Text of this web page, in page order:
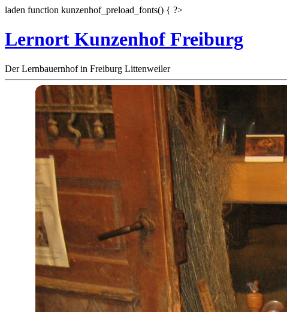
laden function kunzenhof_preload_fonts() { ?>
Lernort Kunzenhof Freiburg
Der Lernbauernhof in Freiburg Littenweiler